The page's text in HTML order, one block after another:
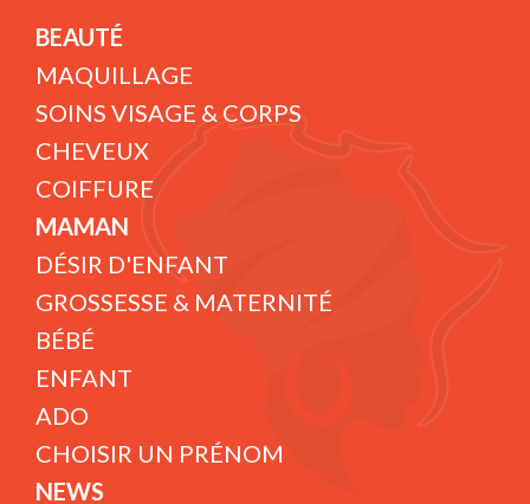
BEAUTÉ
MAQUILLAGE
SOINS VISAGE & CORPS
CHEVEUX
COIFFURE
MAMAN
DÉSIR D'ENFANT
GROSSESSE & MATERNITÉ
BÉBÉ
ENFANT
ADO
CHOISIR UN PRÉNOM
NEWS